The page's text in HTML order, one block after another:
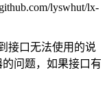
lyswhut/lx-
接口无法使用的说
问题，如果接口有